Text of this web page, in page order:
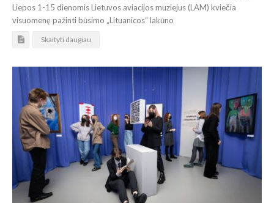
Liepos 1-15 dienomis Lietuvos aviacijos muziejus (LAM) kviečia
visuomenę pažinti būsimo „Lituanicos“ lakūno
Skaityti daugiau